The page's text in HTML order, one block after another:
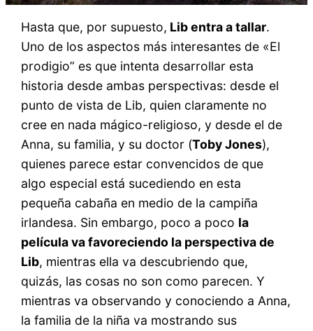
Hasta que, por supuesto, Lib entra a tallar.
Uno de los aspectos más interesantes de «El
prodigio” es que intenta desarrollar esta
historia desde ambas perspectivas: desde el
punto de vista de Lib, quien claramente no
cree en nada mágico-religioso, y desde el de
Anna, su familia, y su doctor (Toby Jones),
quienes parece estar convencidos de que
algo especial está sucediendo en esta
pequeña cabaña en medio de la campiña
irlandesa. Sin embargo, poco a poco la
película va favoreciendo la perspectiva de
Lib, mientras ella va descubriendo que,
quizás, las cosas no son como parecen. Y
mientras va observando y conociendo a Anna,
la familia de la niña va mostrando sus